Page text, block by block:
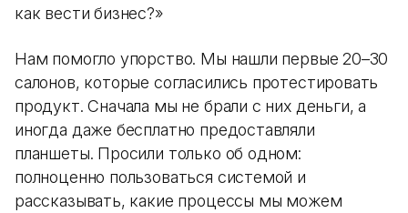
как вести бизнес?»
Нам помогло упорство. Мы нашли первые 20–30
салонов, которые согласились протестировать
продукт. Сначала мы не брали с них деньги, а
иногда даже бесплатно предоставляли
планшеты. Просили только об одном:
полноценно пользоваться системой и
рассказывать, какие процессы мы можем